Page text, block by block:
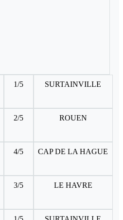
1/5 SURTAINVILLE
2/5 ROUEN
4/5 CAP DE LA HAGUE
3/5 LE HAVRE